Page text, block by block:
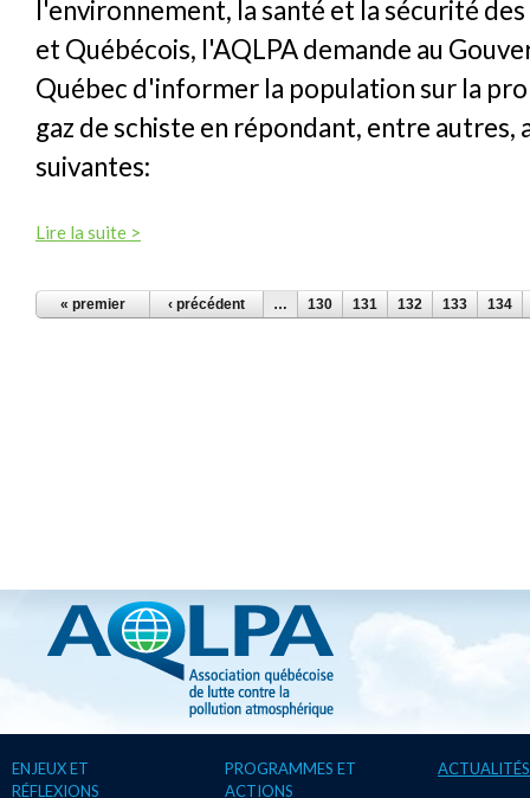
l'environnement, la santé et la sécurité
et Québécois, l'AQLPA demande au
Québec d'informer la population sur la
gaz de schiste en répondant, entre autres,
suivantes:
Lire la suite >
PAGES
« premier ‹ précédent … 130 131 132 133 134
ENJEUX ET
RÉFLEXIONS
PROGRAMMES ET
ACTIONS
ACTUALITÉS